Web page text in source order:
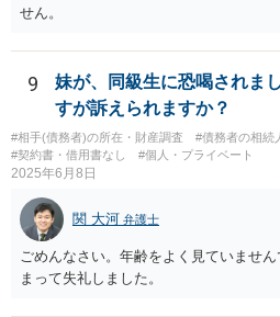
せん。
9
妹が、同級生に恐喝されま
すが訴えられますか？
#相手(債務者)の所在・財産調査 #債務者の相続
#契約書・借用書なし
#個人・プライベート
2025年6月8日
関 大河 弁護士
ごめんなさい。年齢をよく見ていませ
まって失礼しました。